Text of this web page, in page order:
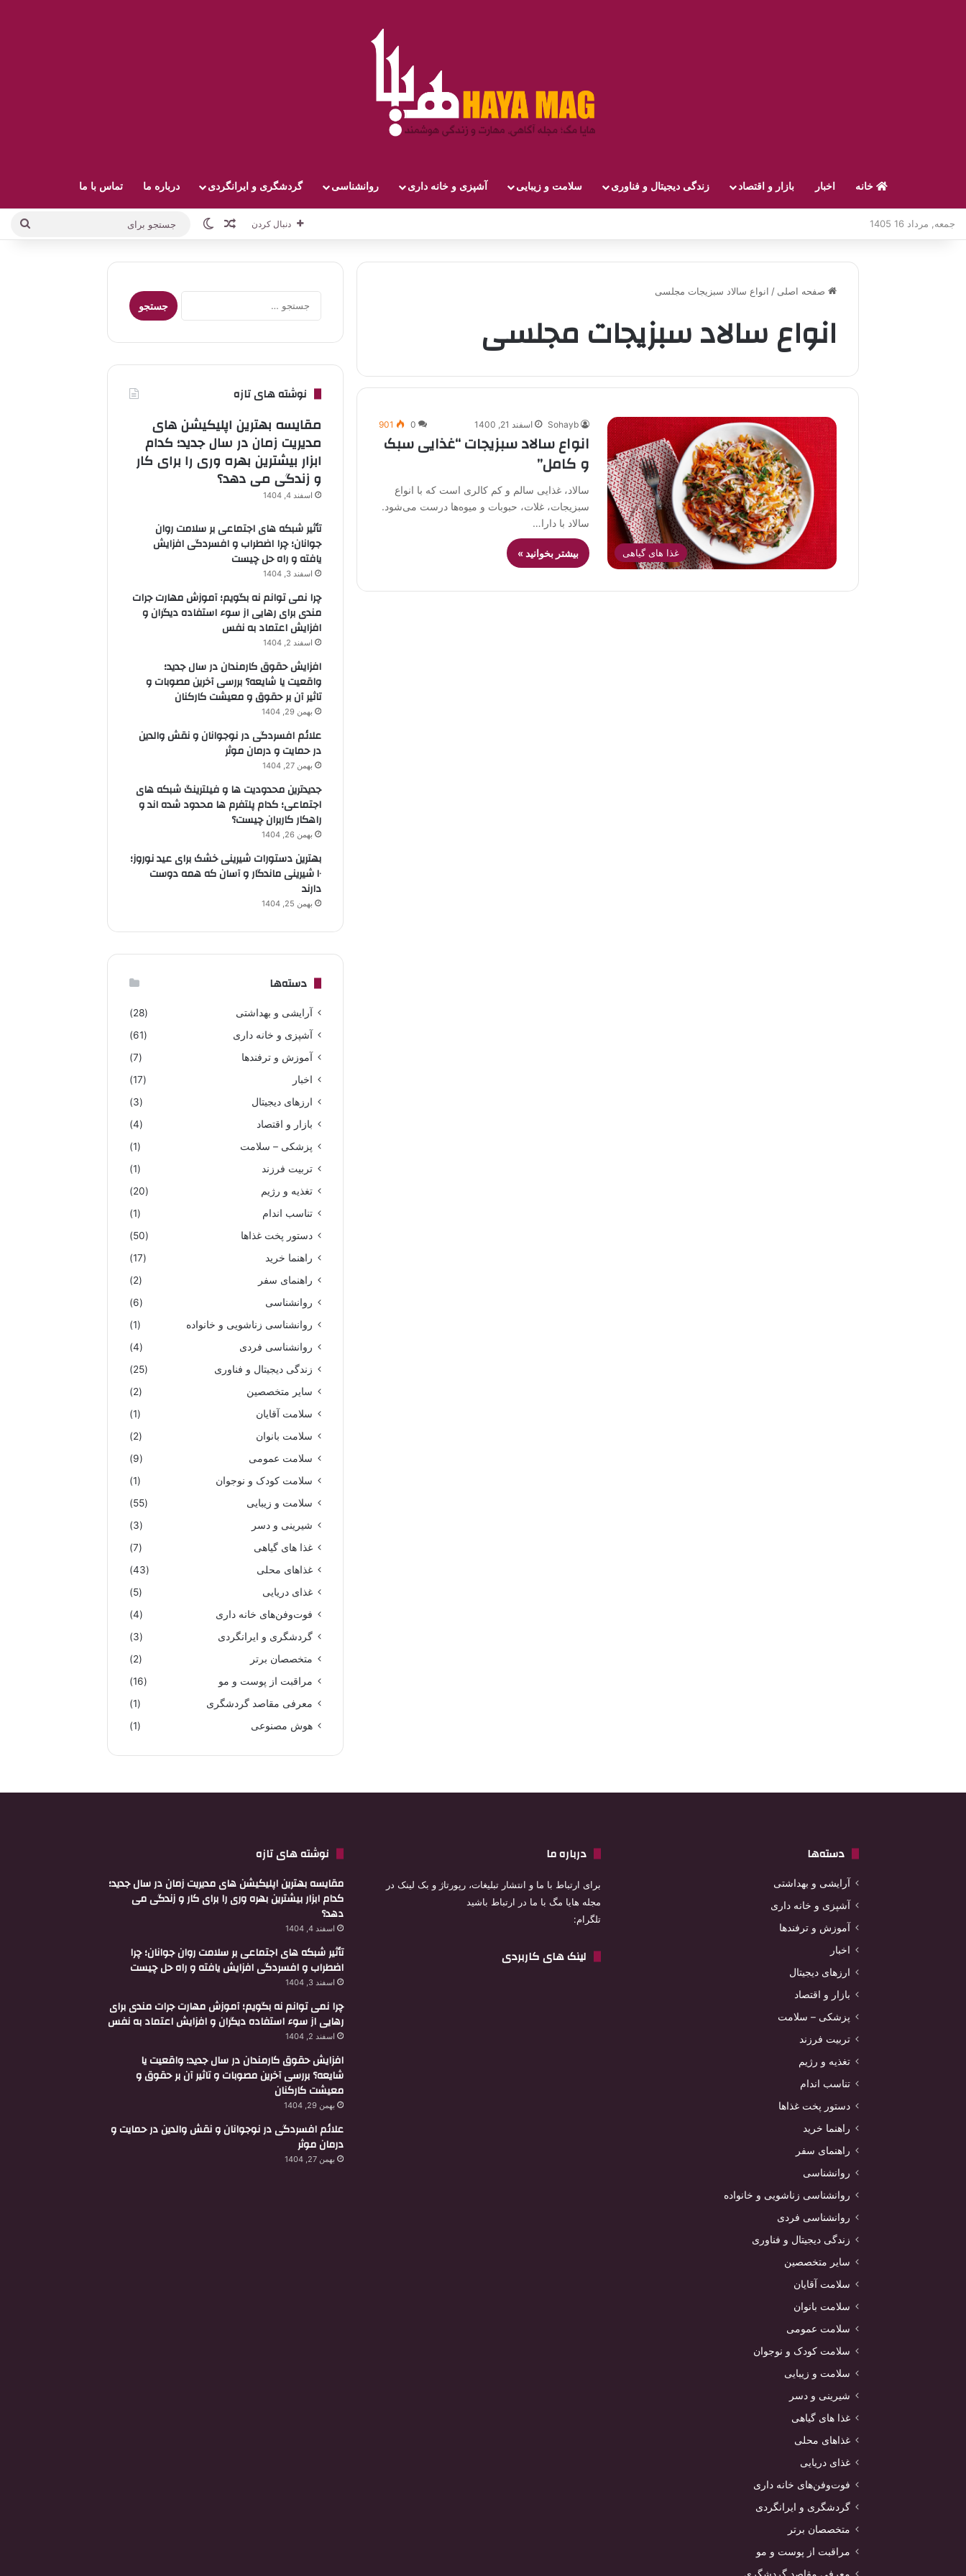
خانه اخبار بازار و اقتصاد زندگی دیجیتال و فناوری سلامت و زیبایی آشپزی و خانه داری روانشناسی گردشگری و ایرانگردی درباره ما تماس با ما
جمعه, مرداد 16 1405 دنبال کردن نوشته تصادفی
تغییر پوسته
صفحه اصلی / انواع سالاد سبزیجات مجلسی
انواع سالاد سبزیجات مجلسی
غذا های گیاهی
Sohayb اسفند 21, 1400 0
901
انواع سالاد سبزیجات “غذایی سبک
و کامل”
سالاد، غذایی سالم و کم کالری است که با انواع
سبزیجات، غلات، حبوبات و میوه‌ها درست می‌شود.
سالاد با دارا…
بیشتر بخوانید »
جستجو
برای:
نوشته های تازه
مقایسه بهترین اپلیکیشن های
مدیریت زمان در سال جدید؛ کدام
ابزار بیشترین بهره وری را برای کار
و زندگی می دهد؟
اسفند 4, 1404
تأثیر شبکه های اجتماعی بر سلامت روان
جوانان؛ چرا اضطراب و افسردگی افزایش
یافته و راه حل چیست
اسفند 3, 1404
چرا نمی توانم نه بگویم؛ آموزش مهارت جرات
مندی برای رهایی از سوء استفاده دیگران و
افزایش اعتماد به نفس
اسفند 2, 1404
افزایش حقوق کارمندان در سال جدید؛
واقعیت یا شایعه؟ بررسی آخرین مصوبات و
تاثیر آن بر حقوق و معیشت کارکنان
بهمن 29, 1404
علائم افسردگی در نوجوانان و نقش والدین
در حمایت و درمان موثر
بهمن 27, 1404
جدیدترین محدودیت ها و فیلترینگ شبکه های
اجتماعی؛ کدام پلتفرم ها محدود شده اند و
راهکار کاربران چیست؟
بهمن 26, 1404
بهترین دستورات شیرینی خشک برای عید نوروز؛
۱۰ شیرینی ماندگار و آسان که همه دوست
دارند
بهمن 25, 1404
دسته‌ها
آرایشی و بهداشتی
(28)
آشپزی و خانه داری
(61)
آموزش و ترفندها
(7)
اخبار
(17)
ارزهای دیجیتال
(3)
بازار و اقتصاد
(4)
پزشکی – سلامت
(1)
تربیت فرزند
(1)
تغذیه و رژیم
(20)
تناسب اندام
(1)
دستور پخت غذاها
(50)
راهنما خرید
(17)
راهنمای سفر
(2)
روانشناسی
(6)
روانشناسی زناشویی و خانواده
(1)
روانشناسی فردی
(4)
زندگی دیجیتال و فناوری
(25)
سایر متخصصین
(2)
سلامت آقایان
(1)
سلامت بانوان
(2)
سلامت عمومی
(9)
سلامت کودک و نوجوان
(1)
سلامت و زیبایی
(55)
شیرینی و دسر
(3)
غذا های گیاهی
(7)
غذاهای محلی
(43)
غذای دریایی
(5)
فوت‌وفن‌های خانه داری
(4)
گردشگری و ایرانگردی
(3)
متخصصان برتر
(2)
مراقبت از پوست و مو
(16)
معرفی مقاصد گردشگری
(1)
هوش مصنوعی
(1)
دسته‌ها
آرایشی و بهداشتی
آشپزی و خانه داری
آموزش و ترفندها
اخبار
ارزهای دیجیتال
بازار و اقتصاد
پزشکی – سلامت
تربیت فرزند
تغذیه و رژیم
تناسب اندام
دستور پخت غذاها
راهنما خرید
راهنمای سفر
روانشناسی
روانشناسی زناشویی و خانواده
روانشناسی فردی
زندگی دیجیتال و فناوری
سایر متخصصین
سلامت آقایان
سلامت بانوان
سلامت عمومی
سلامت کودک و نوجوان
سلامت و زیبایی
شیرینی و دسر
غذا های گیاهی
غذاهای محلی
غذای دریایی
فوت‌وفن‌های خانه داری
گردشگری و ایرانگردی
متخصصان برتر
مراقبت از پوست و مو
درباره ما
برای ارتباط با ما و انتشار تبلیغات، رپورتاژ و بک لینک در
مجله هایا مگ با ما در ارتباط باشید
تلگرام:
لینک های کاربردی
نوشته های تازه
مقایسه بهترین اپلیکیشن های مدیریت زمان در سال جدید؛
کدام ابزار بیشترین بهره وری را برای کار و زندگی می
دهد؟
اسفند 4, 1404
تأثیر شبکه های اجتماعی بر سلامت روان جوانان؛ چرا
اضطراب و افسردگی افزایش یافته و راه حل چیست
اسفند 3, 1404
چرا نمی توانم نه بگویم؛ آموزش مهارت جرات مندی برای
رهایی از سوء استفاده دیگران و افزایش اعتماد به نفس
اسفند 2, 1404
افزایش حقوق کارمندان در سال جدید؛ واقعیت یا
شایعه؟ بررسی آخرین مصوبات و تاثیر آن بر حقوق و
معیشت کارکنان
بهمن 29, 1404
علائم افسردگی در نوجوانان و نقش والدین در حمایت و
درمان موثر
بهمن 27, 1404